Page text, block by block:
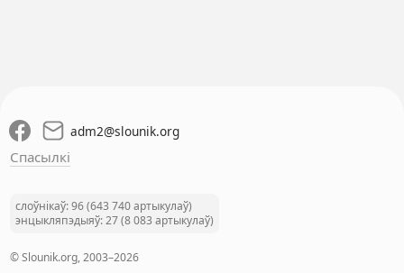
adm2@slounik.org
Спасылкі
слоўнікаў: 96 (643 740 артыкулаў)
энцыкляпэдыяў: 27 (8 083 артыкулаў)
© Slounik.org, 2003–2026